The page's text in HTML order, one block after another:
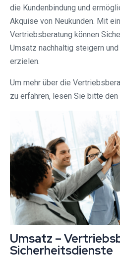
die Kundenbindung und
Akquise von Neukunden. Mit
Vertriebsberatung können
Umsatz nachhaltig steigern
erzielen.
Um mehr über die
zu erfahren, lesen Sie bitte
Umsatz –
Sicherheitsdienste